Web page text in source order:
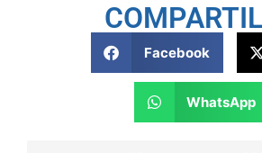
Facebook
WhatsApp